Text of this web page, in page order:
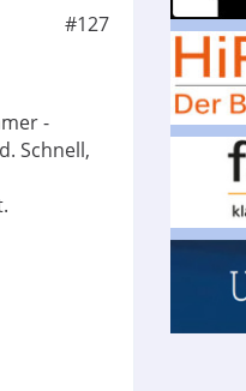
#127
-
Schnell,